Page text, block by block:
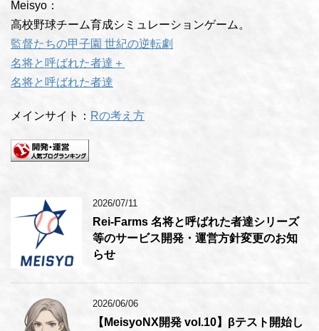
Meisyo：
高校野球チーム育成シミュレーションゲーム。
監督たちの甲子園 世紀の逆転劇
名将と呼ばれた者達＋
名将と呼ばれた者達
メインサイト： Rの考え方
2026/07/11
Rei-Farms 名将と呼ばれた者達シリーズ
等のサービス開発・運営方針変更のお知
らせ
2026/06/06
【MeisyoNX開発 vol.10】βテスト開始し